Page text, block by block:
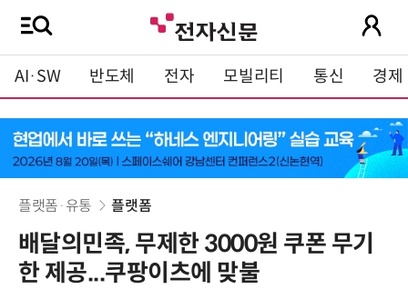
AI·SW 반도체 전자 모빌리티 통신 경제
플랫폼·유통 플랫폼
배달의민족, 무제한 3000원 쿠폰 무기
한 제공...쿠팡이츠에 맞불